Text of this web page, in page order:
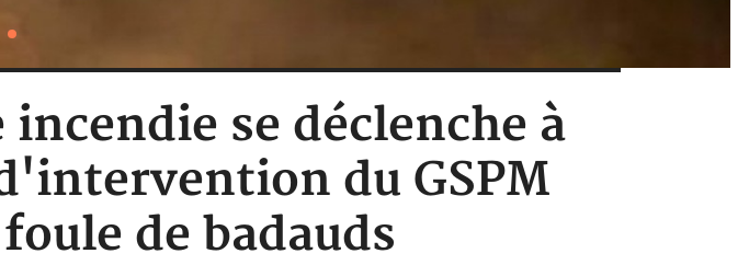
se déclenche à
du GSPM
de badauds